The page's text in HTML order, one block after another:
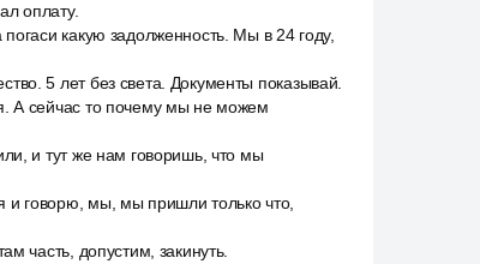
оплату.
какую задолженность. Мы в 24 году,
5 лет без света. Документы показывай.
А сейчас то почему мы не можем
и тут же нам говоришь, что мы
говорю, мы, мы пришли только что,
часть, допустим, закинуть.